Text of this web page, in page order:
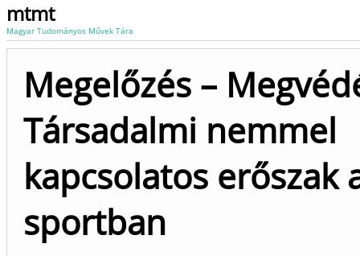
mtmt
Magyar Tudományos Művek Tára
Megelőzés –
Társadalmi nemmel
kapcsolatos erőszak
sportban